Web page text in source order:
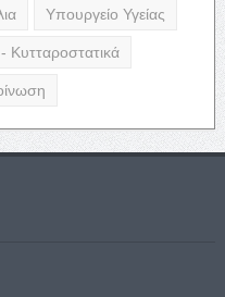
Υπουργείο Υγείας
Κυτταροστατικά